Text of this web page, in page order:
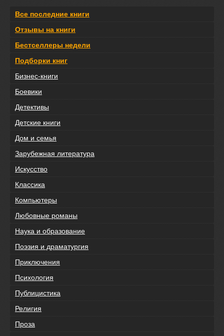
Все последние книги
Отзывы на книги
Бестселлеры недели
Подборки книг
Бизнес-книги
Боевики
Детективы
Детские книги
Дом и семья
Зарубежная литература
Искусство
Классика
Компьютеры
Любовные романы
Наука и образование
Поэзия и драматургия
Приключения
Психология
Публицистика
Религия
Проза